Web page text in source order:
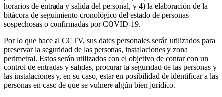
horarios de entrada y salida del personal, y 4) la elaboración de la
bitácora de seguimiento cronológico del estado de personas
sospechosas o confirmadas por COVID-19.
Por lo que hace al CCTV, sus datos personales serán utilizados para
preservar la seguridad de las personas, instalaciones y zona
perimetral. Estos serán utilizados con el objetivo de contar con un
control de entradas y salidas, procurar la seguridad de las personas y
las instalaciones y, en su caso, estar en posibilidad de identificar a las
personas en caso de que se vulnere algún bien jurídico.